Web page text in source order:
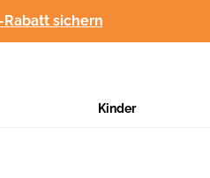
sichern
Kinder